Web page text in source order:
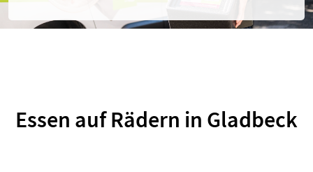
.
Essen auf Rädern in Gladbeck